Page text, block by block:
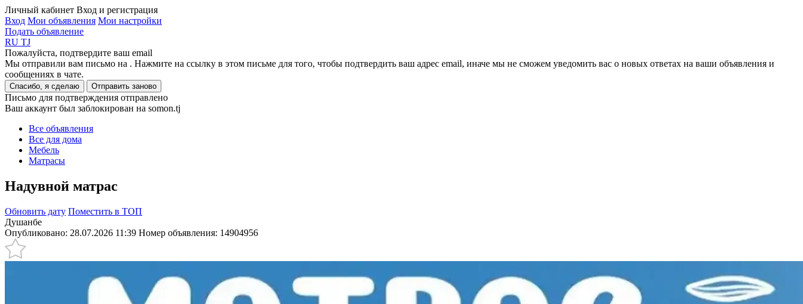
Личный кабинет Вход и регистрация
Вход Мои объявления Мои настройки
Подать объявление
RU TJ
Пожалуйста, подтвердите ваш email
Мы отправили вам письмо на . Нажмите на ссылку в этом письме для того, чтобы подтвердить ваш адрес email, иначе мы не сможем уведомить вас о новых ответах на ваши объявления и
сообщениях в чате.
Спасибо, я сделаю Отправить заново
Письмо для подтверждения отправлено
Ваш аккаунт был заблокирован на somon.tj
Все объявления
Все для дома
Мебель
Матрасы
Надувной матрас
Обновить дату Поместить в ТОП
Душанбе
Опубликовано: 28.07.2026 11:39 Номер объявления: 14904956